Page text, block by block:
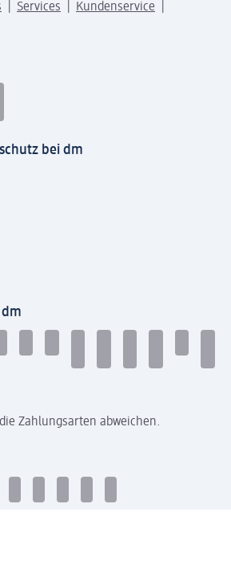
Services
Kundenservice
bei dm
Zahlungsarten abweichen.